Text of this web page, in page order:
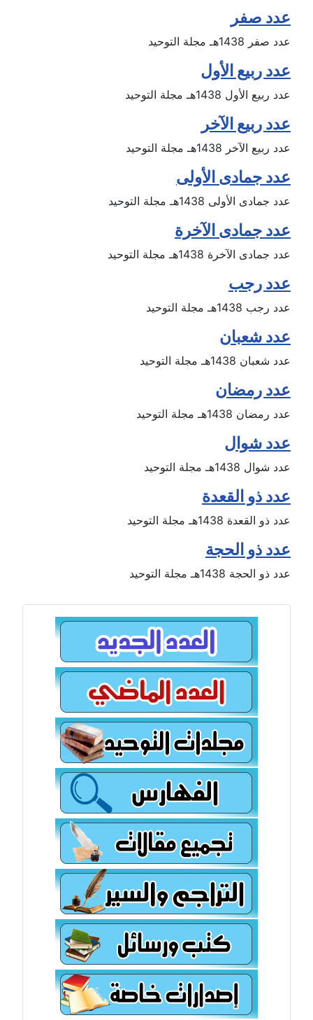
عدد صفر
عدد صفر 1438هـ مجلة التوحيد
عدد ربيع الأول
عدد ربيع الأول 1438هـ مجلة التوحيد
عدد ربيع الآخر
عدد ربيع الآخر 1438هـ مجلة التوحيد
عدد جمادى الأولى
عدد جمادى الأولى 1438هـ مجلة التوحيد
عدد جمادى الآخرة
عدد جمادى الآخرة 1438هـ مجلة التوحيد
عدد رجب
عدد رجب 1438هـ مجلة التوحيد
عدد شعبان
عدد شعبان 1438هـ مجلة التوحيد
عدد رمضان
عدد رمضان 1438هـ مجلة التوحيد
عدد شوال
عدد شوال 1438هـ مجلة التوحيد
عدد ذو القعدة
عدد ذو القعدة 1438هـ مجلة التوحيد
عدد ذو الحجة
عدد ذو الحجة 1438هـ مجلة التوحيد